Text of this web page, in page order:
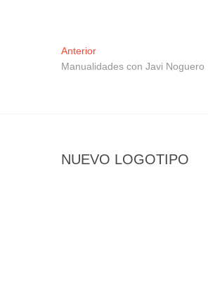
Navegación
de
AnteriorEntrada
anterior:
Manualidades con Javi Noguero
NUEVO LOGOTIPO